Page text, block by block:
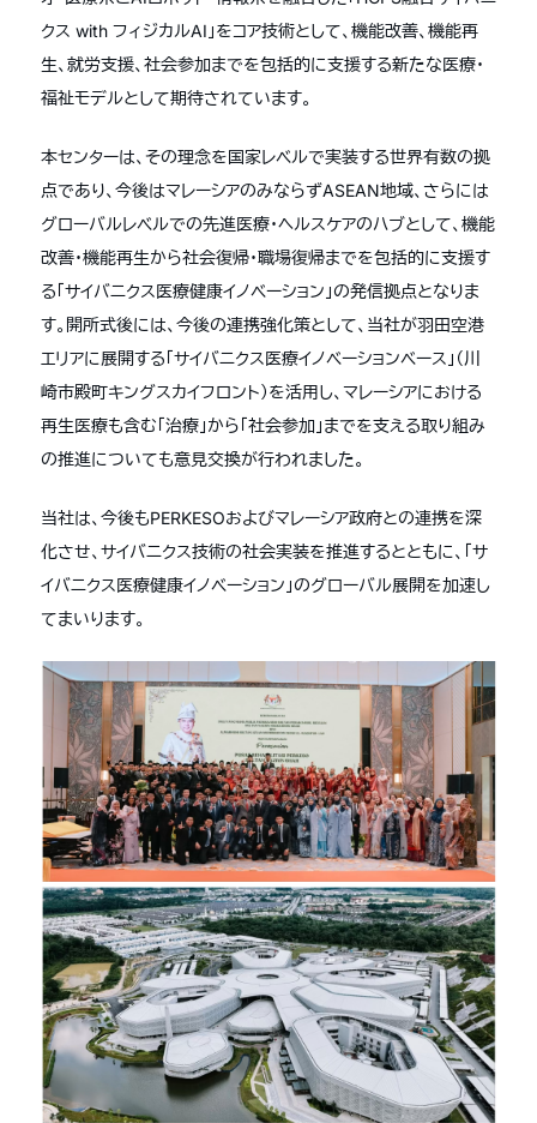
クス with フィジカルAI」をコア技術として、機能改善、機能再
生、就労支援、社会参加までを包括的に支援する新たな医療・
福祉モデルとして期待されています。
本センターは、その理念を国家レベルで実装する世界有数の拠
点であり、今後はマレーシアのみならずASEAN地域、さらには
グローバルレベルでの先進医療・ヘルスケアのハブとして、機能
改善・機能再生から社会復帰・職場復帰までを包括的に支援す
る「サイバニクス医療健康イノベーション」の発信拠点となりま
す。開所式後には、今後の連携強化策として、当社が羽田空港
エリアに展開する「サイバニクス医療イノベーションベース」（川
崎市殿町キングスカイフロント）を活用し、マレーシアにおける
再生医療も含む「治療」から「社会参加」までを支える取り組み
の推進についても意見交換が行われました。
当社は、今後もPERKESOおよびマレーシア政府との連携を深
化させ、サイバニクス技術の社会実装を推進するとともに、「サ
イバニクス医療健康イノベーション」のグローバル展開を加速し
てまいります。